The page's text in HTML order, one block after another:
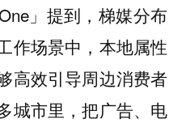
」提到，梯媒分布
作场景中，本地属性
高效引导周边消费者
城市里，把广告、电